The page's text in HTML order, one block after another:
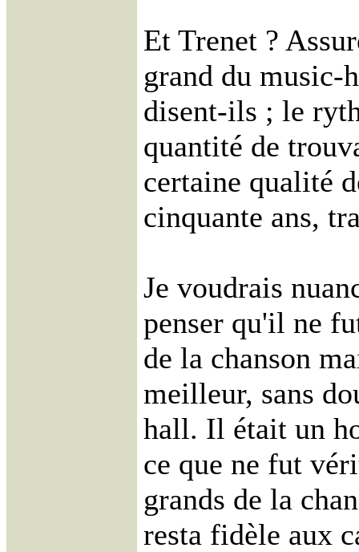
Et Trenet ?
grand du
disent-ils ; le
quantité de
certaine qualité
cinquante ans,
Je voudrais
penser qu'il ne
de la chanson
meilleur, sans
hall. Il était un
ce que ne fut
grands de la
resta fidèle aux